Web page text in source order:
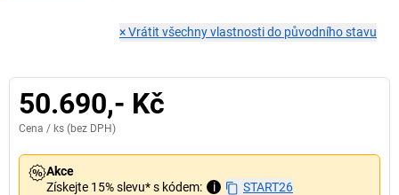
×Vrátit všechny vlastnosti do původního stavu
50.690,- Kč
Cena / ks (bez DPH)
Akce
Získejte 15% slevu* s kódem:
i START26